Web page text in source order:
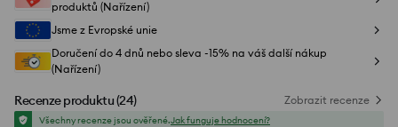
produktů (Nařízení)
Jsme z Evropské unie
Doručení do 4 dnů nebo sleva -15% na váš další nákup
(Nařízení)
Recenze produktu(24) Zobrazit recenze
Všechny recenze jsou ověřené.Jak funguje hodnocení?